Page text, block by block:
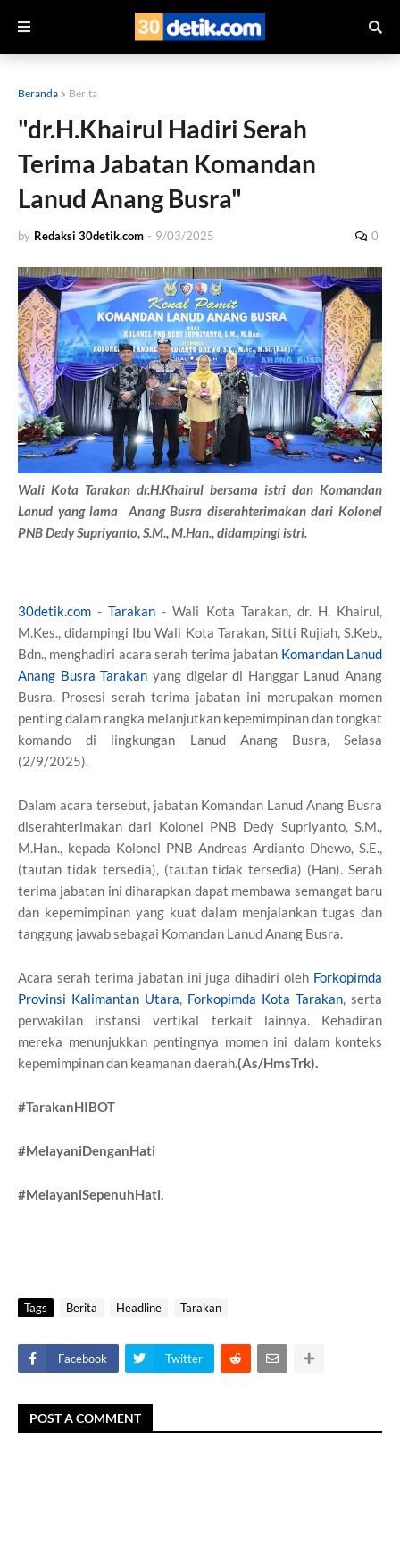
Beranda Berita
"dr.H.Khairul Hadiri Serah
Terima Jabatan Komandan
Lanud Anang Busra"
by Redaksi 30detik.com - 9/03/2025 0
Wali Kota Tarakan dr.H.Khairul bersama istri dan Komandan
Lanud yang lama Anang Busra diserahterimakan dari Kolonel
PNB Dedy Supriyanto, S.M., M.Han., didampingi istri.
30detik.com -Tarakan - Wali Kota Tarakan, dr. H. Khairul,
M.Kes., didampingi Ibu Wali Kota Tarakan, Sitti Rujiah, S.Keb.,
Bdn., menghadiri acara serah terima jabatan Komandan Lanud
Anang Busra Tarakan yang digelar di Hanggar Lanud Anang
Busra. Prosesi serah terima jabatan ini merupakan momen
penting dalam rangka melanjutkan kepemimpinan dan tongkat
komando di lingkungan Lanud Anang Busra, Selasa
(2/9/2025).
Dalam acara tersebut, jabatan Komandan Lanud Anang Busra
diserahterimakan dari Kolonel PNB Dedy Supriyanto, S.M.,
M.Han., kepada Kolonel PNB Andreas Ardianto Dhewo, S.E.,
(tautan tidak tersedia), (tautan tidak tersedia) (Han). Serah
terima jabatan ini diharapkan dapat membawa semangat baru
dan kepemimpinan yang kuat dalam menjalankan tugas dan
tanggung jawab sebagai Komandan Lanud Anang Busra.
Acara serah terima jabatan ini juga dihadiri oleh Forkopimda
Provinsi Kalimantan Utara, Forkopimda Kota Tarakan, serta
perwakilan instansi vertikal terkait lainnya. Kehadiran
mereka menunjukkan pentingnya momen ini dalam konteks
kepemimpinan dan keamanan daerah.(As/HmsTrk).
#TarakanHIBOT
#MelayaniDenganHati
#MelayaniSepenuhHati.
Tags Berita Headline Tarakan
Facebook Twitter
POST A COMMENT